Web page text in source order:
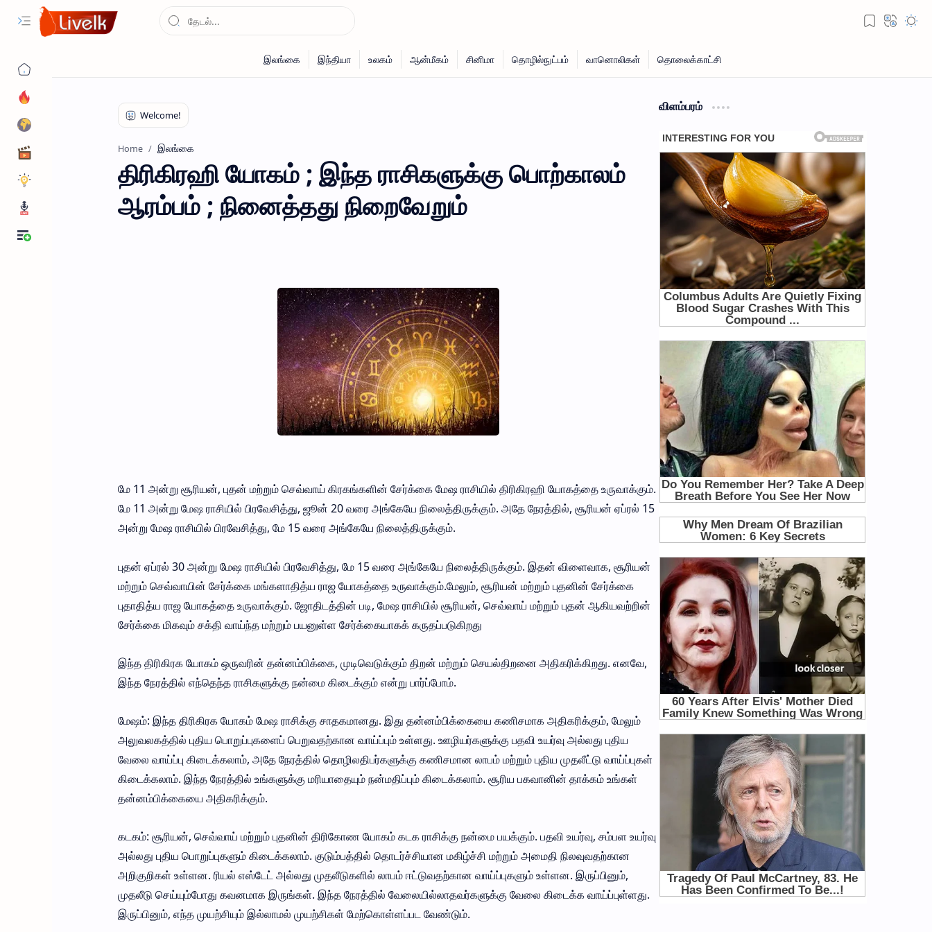
Home இலங்கை
திரிகிரஹி யோகம் ; இந்த ராசிகளுக்கு பொற்காலம்
ஆரம்பம் ; நினைத்தது நிறைவேறும்
மே 11 அன்று சூரியன், புதன் மற்றும் செவ்வாய் கிரகங்களின் சேர்க்கை மேஷ ராசியில் திரிகிரஹி யோகத்தை உருவாக்கும்.
மே 11 அன்று மேஷ ராசியில் பிரவேசித்து, ஜூன் 20 வரை அங்கேயே நிலைத்திருக்கும். அதே நேரத்தில், சூரியன் ஏப்ரல் 15
அன்று மேஷ ராசியில் பிரவேசித்து, மே 15 வரை அங்கேயே நிலைத்திருக்கும்.
புதன் ஏப்ரல் 30 அன்று மேஷ ராசியில் பிரவேசித்து, மே 15 வரை அங்கேயே நிலைத்திருக்கும். இதன் விளைவாக, சூரியன்
மற்றும் செவ்வாயின் சேர்க்கை மங்களாதித்ய ராஜ யோகத்தை உருவாக்கும்.மேலும், சூரியன் மற்றும் புதனின் சேர்க்கை
புதாதித்ய ராஜ யோகத்தை உருவாக்கும். ஜோதிடத்தின் படி, மேஷ ராசியில் சூரியன், செவ்வாய் மற்றும் புதன் ஆகியவற்றின்
சேர்க்கை மிகவும் சக்தி வாய்ந்த மற்றும் பயனுள்ள சேர்க்கையாகக் கருதப்படுகிறது
இந்த திரிகிரக யோகம் ஒருவரின் தன்னம்பிக்கை, முடிவெடுக்கும் திறன் மற்றும் செயல்திறனை அதிகரிக்கிறது. எனவே,
இந்த நேரத்தில் எந்தெந்த ராசிகளுக்கு நன்மை கிடைக்கும் என்று பார்ப்போம்.
மேஷம்: இந்த திரிகிரக யோகம் மேஷ ராசிக்கு சாதகமானது. இது தன்னம்பிக்கையை கணிசமாக அதிகரிக்கும், மேலும்
அலுவலகத்தில் புதிய பொறுப்புகளைப் பெறுவதற்கான வாய்ப்பும் உள்ளது. ஊழியர்களுக்கு பதவி உயர்வு அல்லது புதிய
வேலை வாய்ப்பு கிடைக்கலாம், அதே நேரத்தில் தொழிலதிபர்களுக்கு கணிசமான லாபம் மற்றும் புதிய முதலீட்டு வாய்ப்புகள்
கிடைக்கலாம். இந்த நேரத்தில் உங்களுக்கு மரியாதையும் நன்மதிப்பும் கிடைக்கலாம். சூரிய பகவானின் தாக்கம் உங்கள்
தன்னம்பிக்கையை அதிகரிக்கும்.
கடகம்: சூரியன், செவ்வாய் மற்றும் புதனின் திரிகோண யோகம் கடக ராசிக்கு நன்மை பயக்கும். பதவி உயர்வு, சம்பள உயர்வு
அல்லது புதிய பொறுப்புகளும் கிடைக்கலாம். குடும்பத்தில் தொடர்ச்சியான மகிழ்ச்சி மற்றும் அமைதி நிலவுவதற்கான
அறிகுறிகள் உள்ளன. ரியல் எஸ்டேட் அல்லது முதலீடுகளில் லாபம் ஈட்டுவதற்கான வாய்ப்புகளும் உள்ளன. இருப்பினும்,
முதலீடு செய்யும்போது கவனமாக இருங்கள். இந்த நேரத்தில் வேலையில்லாதவர்களுக்கு வேலை கிடைக்க வாய்ப்புள்ளது.
இருப்பினும், எந்த முயற்சியும் இல்லாமல் முயற்சிகள் மேற்கொள்ளப்பட வேண்டும்.
விளம்பரம்